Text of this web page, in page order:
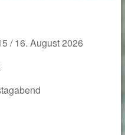
/ 16. August 2026